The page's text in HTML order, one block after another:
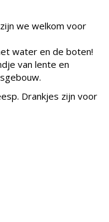
we welkom voor
water en de boten!
van lente en
Drankjes zijn voor